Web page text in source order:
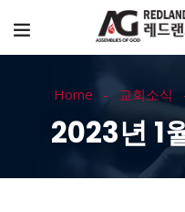
Home 교회소식
2023년 1